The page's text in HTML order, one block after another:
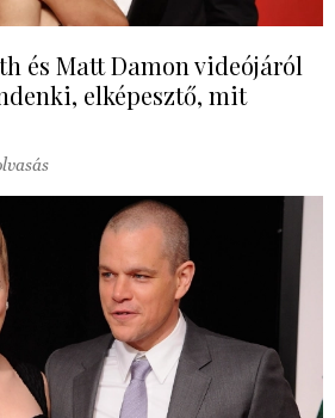
és Matt Damon videójáról
elképesztő, mit